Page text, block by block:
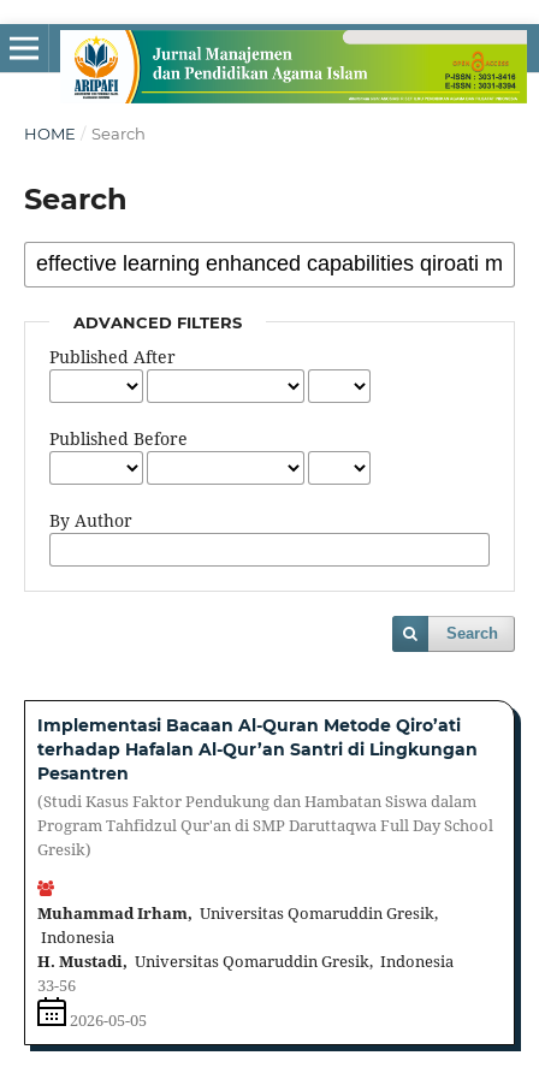
HOME / Search
Search
ADVANCED FILTERS
Published After
Published Before
By Author
Search
Implementasi Bacaan Al-Quran Metode Qiro’ati
terhadap Hafalan Al-Qur’an Santri di Lingkungan
Pesantren
(Studi Kasus Faktor Pendukung dan Hambatan Siswa dalam
Program Tahfidzul Qur'an di SMP Daruttaqwa Full Day School
Gresik)
Muhammad Irham, Universitas Qomaruddin Gresik,
Indonesia
H. Mustadi, Universitas Qomaruddin Gresik, Indonesia
33-56
2026-05-05